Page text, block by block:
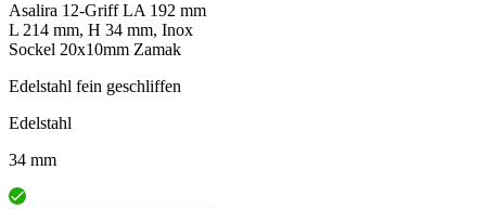
Asalira 12-Griff LA 192 mm
L 214 mm, H 34 mm, Inox
Sockel 20x10mm Zamak
Edelstahl fein geschliffen
Edelstahl
34 mm